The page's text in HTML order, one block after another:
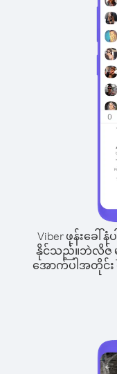
Viber ဖုန်းခေ
နိုင်သည်။ဘဲလိဇ်
အောက်ပါအတိုင်း ဖု